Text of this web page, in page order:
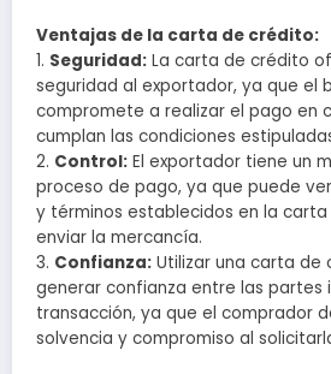
Ventajas de la carta de crédito:
1. Seguridad: La carta de crédito
seguridad al exportador, ya que el
compromete a realizar el pago en
cumplan las condiciones
2. Control: El exportador tiene un
proceso de pago, ya que puede
y términos establecidos en la
enviar la mercancía.
3. Confianza: Utilizar una carta de
generar confianza entre las partes
transacción, ya que el comprador
solvencia y compromiso al